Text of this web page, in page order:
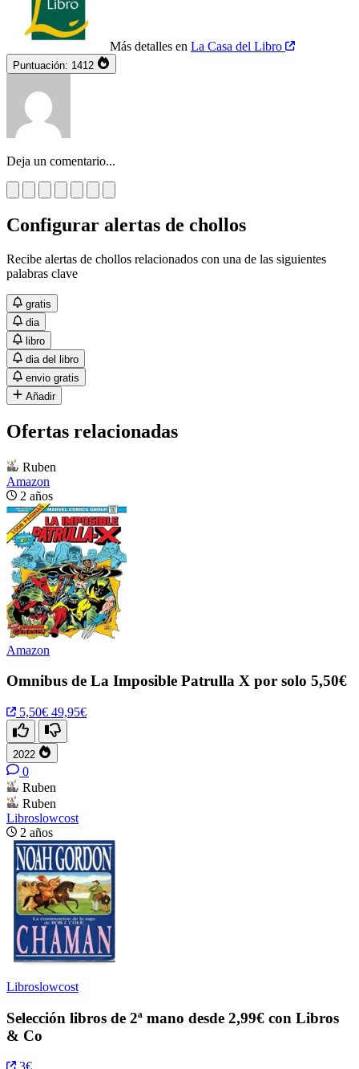
Más detalles en La Casa del Libro
Puntuación: 1412
Deja un comentario...
Configurar alertas de chollos
Recibe alertas de chollos relacionados con una de las siguientes
palabras clave
gratis
dia
libro
dia del libro
envio gratis
Añadir
Ofertas relacionadas
Ruben
Amazon
2 años
Amazon
Omnibus de La Imposible Patrulla X por solo 5,50€
5,50€ 49,95€
2022
0
Ruben
Ruben
Libroslowcost
2 años
Libroslowcost
Selección libros de 2ª mano desde 2,99€ con Libros
& Co